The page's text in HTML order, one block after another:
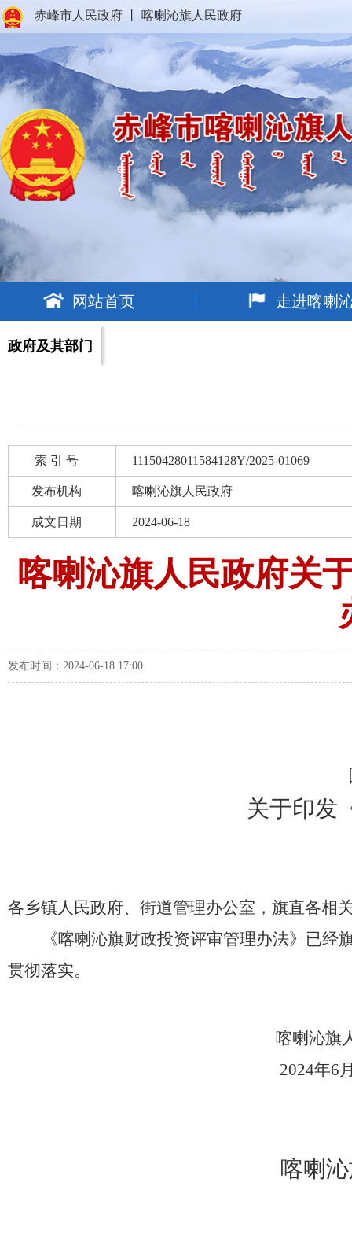
赤峰市人民政府 喀喇沁旗人民政府
网站首页 走进喀喇
政府及其部门
索 引 号 11150428011584128Y/2025-01069
发布机构 喀喇沁旗人民政府
成文日期 2024-06-18
喀喇沁旗人民政府关
发布时间：2024-06-18 17:00
关于印发
各乡镇人民政府、街道管理办公室，旗直各相
《喀喇沁旗财政投资评审管理办法》已经
贯彻落实。
喀喇沁旗
2024年6
喀喇